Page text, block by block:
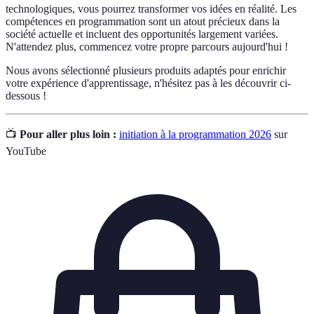
technologiques, vous pourrez transformer vos idées en réalité. Les
compétences en programmation sont un atout précieux dans la
société actuelle et incluent des opportunités largement variées.
N'attendez plus, commencez votre propre parcours aujourd'hui !
Nous avons sélectionné plusieurs produits adaptés pour enrichir
votre expérience d'apprentissage, n'hésitez pas à les découvrir ci-
dessous !
📺 Pour aller plus loin : initiation à la programmation 2026 sur
YouTube